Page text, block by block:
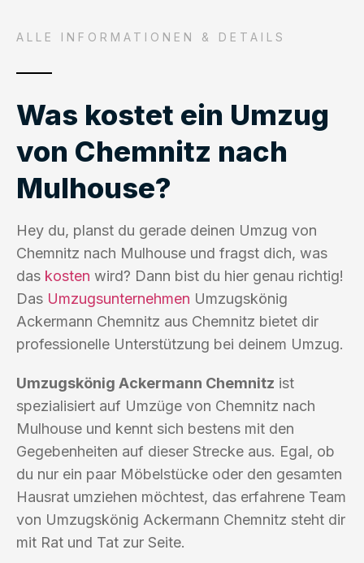
ALLE INFORMATIONEN & DETAILS
Was kostet ein Umzug
von Chemnitz nach
Mulhouse?
Hey du, planst du gerade deinen Umzug von
Chemnitz nach Mulhouse und fragst dich, was
das kosten wird? Dann bist du hier genau richtig!
Das Umzugsunternehmen Umzugskönig
Ackermann Chemnitz aus Chemnitz bietet dir
professionelle Unterstützung bei deinem Umzug.
Umzugskönig Ackermann Chemnitz ist
spezialisiert auf Umzüge von Chemnitz nach
Mulhouse und kennt sich bestens mit den
Gegebenheiten auf dieser Strecke aus. Egal, ob
du nur ein paar Möbelstücke oder den gesamten
Hausrat umziehen möchtest, das erfahrene Team
von Umzugskönig Ackermann Chemnitz steht dir
mit Rat und Tat zur Seite.